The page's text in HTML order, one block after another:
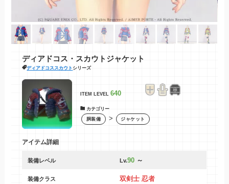
ディアドコス・スカウトジャケット
ディアドコススカウトシリーズ
ITEM LEVEL 640
カテゴリー
胴装備 > ジャケット
アイテム詳細
装備レベル Lv.90～
装備クラス 双剣士 忍者